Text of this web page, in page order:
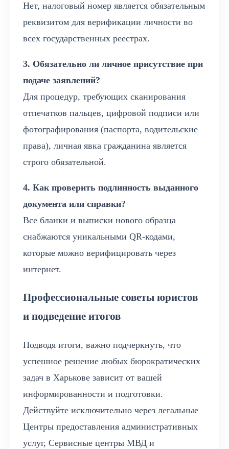
Нет, налоговый номер является обязательным
реквизитом для верификации личности во
всех государственных реестрах.
3. Обязательно ли личное присутствие при
подаче заявлений?
Для процедур, требующих сканирования
отпечатков пальцев, цифровой подписи или
фотографирования (паспорта, водительские
права), личная явка гражданина является
строго обязательной.
4. Как проверить подлинность выданного
документа или справки?
Все бланки и выписки нового образца
снабжаются уникальными QR-кодами,
которые можно верифицировать через
интернет.
Профессиональные советы юристов
и подведение итогов
Подводя итоги, важно подчеркнуть, что
успешное решение любых бюрократических
задач в Харькове зависит от вашей
информированности и подготовки.
Действуйте исключительно через легальные
Центры предоставления административных
услуг, Сервисные центры МВД и